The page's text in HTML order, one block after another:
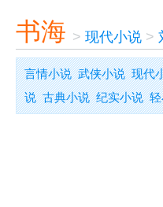
书海 > 现代小说 >
言情小说 武侠小说 现代
说 古典小说 纪实小说